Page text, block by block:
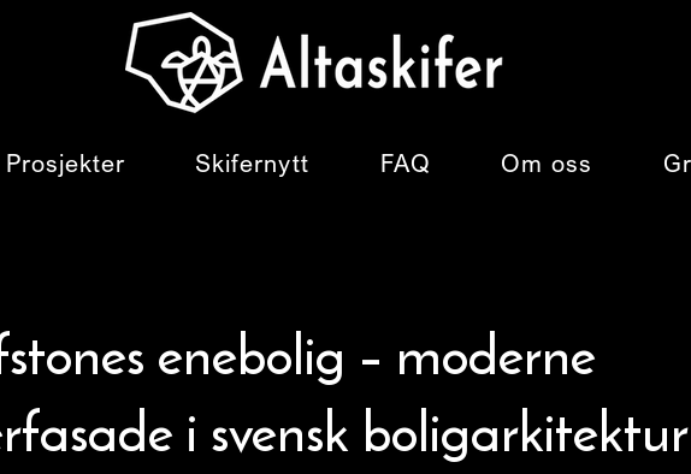
Prosjekter Skifernytt FAQ Om oss
enebolig – moderne
i svensk boligarkitektur